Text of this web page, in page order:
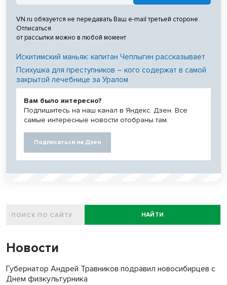
VN.ru обязуется не передавать Ваш e-mail третьей стороне.
Отписаться
от рассылки можно в любой момент
Искитимский маньяк: капитан Чеплыгин рассказывает
Психушка для преступников – кого содержат в самой
закрытой лечебнице за Уралом
Вам было интересно?
Подпишитесь на наш канал в Яндекс. Дзен. Все
самые интересные новости отобраны там.
Подписаться на Дзен
НАЙТИ
Новости
Губернатор Андрей Травников подравил новосибирцев с
Днем физкультурника